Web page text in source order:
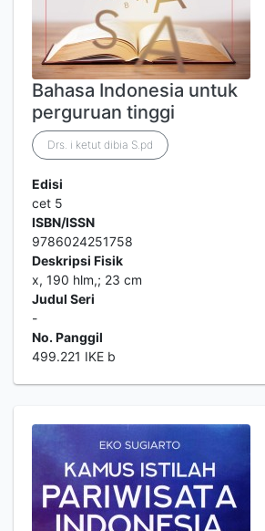
Bahasa Indonesia untuk
perguruan tinggi
Drs. i ketut dibia S.pd
Edisi
cet 5
ISBN/ISSN
9786024251758
Deskripsi Fisik
x, 190 hlm,; 23 cm
Judul Seri
-
No. Panggil
499.221 IKE b